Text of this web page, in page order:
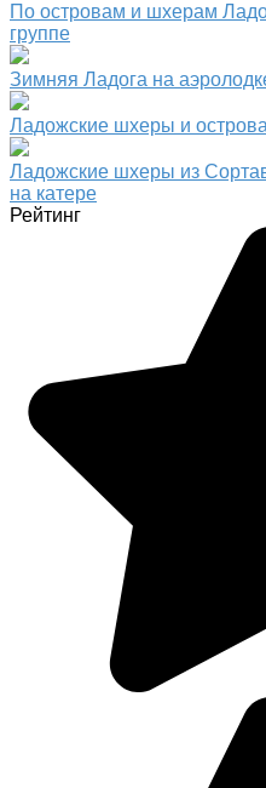
По островам и шхерам
группе
Зимняя Ладога на
Ладожские шхеры и
Ладожские шхеры из
на катере
Рейтинг